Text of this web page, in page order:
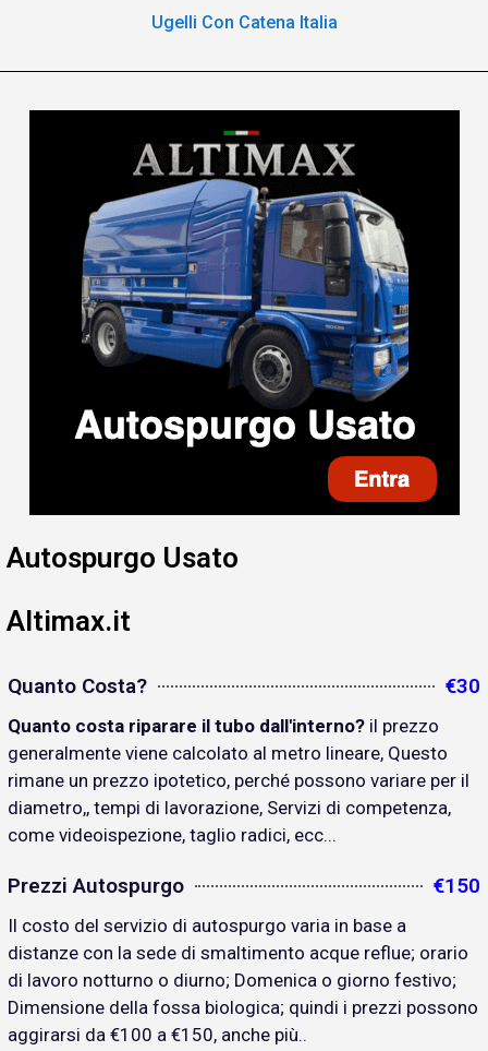
Ugelli Con Catena Italia
Autospurgo Usato
Altimax.it
Quanto Costa? €30
Quanto costa riparare il tubo dall'interno? il prezzo
generalmente viene calcolato al metro lineare, Questo
rimane un prezzo ipotetico, perché possono variare per il
diametro,, tempi di lavorazione, Servizi di competenza,
come videoispezione, taglio radici, ecc...
Prezzi Autospurgo €150
Il costo del servizio di autospurgo varia in base a
distanze con la sede di smaltimento acque reflue; orario
di lavoro notturno o diurno; Domenica o giorno festivo;
Dimensione della fossa biologica; quindi i prezzi possono
aggirarsi da €100 a €150, anche più..